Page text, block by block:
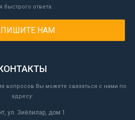
быстрого ответа.
НАМ
вопросов Вы можете связаться с нами по
адресу:
ул. Зиёлилар, дом 1